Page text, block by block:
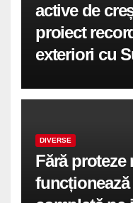
active de
proiect
exteriori cu
DIVERSE
Fără